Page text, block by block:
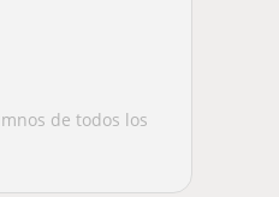
de todos los